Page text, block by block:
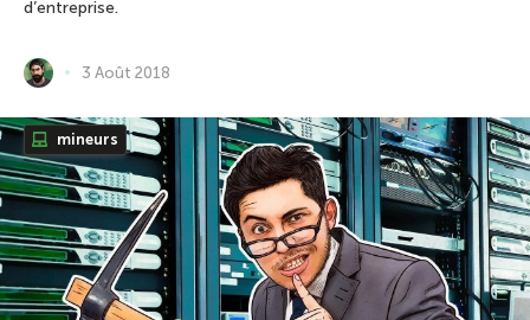
d’entreprise.
3 Août 2018
mineurs